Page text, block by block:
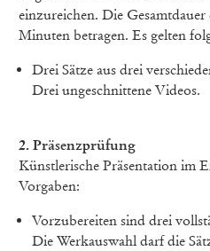
einzureichen. Die
Minuten betragen. Es gelten
Drei Sätze aus drei
Drei ungeschnittene Videos.
2. Präsenzprüfung
Künstlerische Präsentation im
Vorgaben:
Vorzubereiten sind drei
Die Werkauswahl darf die